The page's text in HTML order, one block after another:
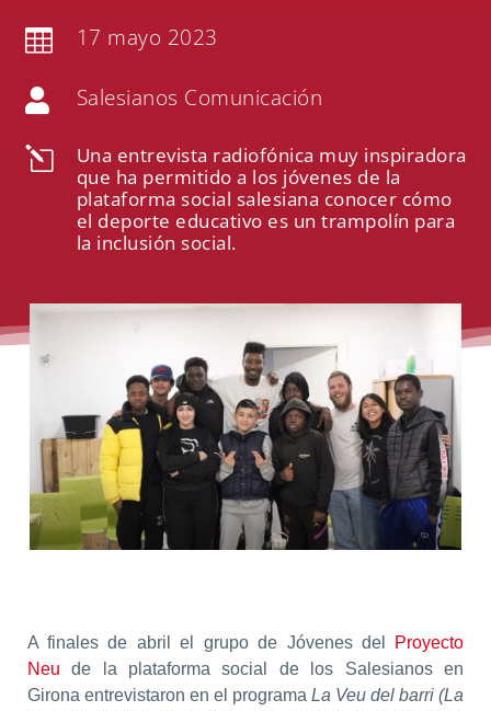
 17 mayo 2023
 Salesianos Comunicación
l
Una entrevista radiofónica muy inspiradora
que ha permitido a los jóvenes de la
plataforma social salesiana conocer cómo
el deporte educativo es un trampolín para
la inclusión social.
A finales de abril el grupo de Jóvenes del Proyecto
Neu de la plataforma social de los Salesianos en
Girona entrevistaron en el programaLa Veu del barri (La